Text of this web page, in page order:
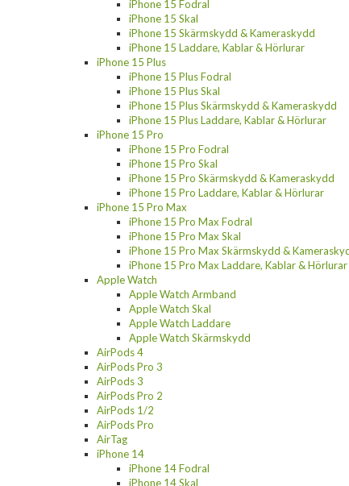
iPhone 15 Fodral
iPhone 15 Skal
iPhone 15 Skärmskydd & Kameraskydd
iPhone 15 Laddare, Kablar & Hörlurar
iPhone 15 Plus
iPhone 15 Plus Fodral
iPhone 15 Plus Skal
iPhone 15 Plus Skärmskydd & Kameraskydd
iPhone 15 Plus Laddare, Kablar & Hörlurar
iPhone 15 Pro
iPhone 15 Pro Fodral
iPhone 15 Pro Skal
iPhone 15 Pro Skärmskydd & Kameraskydd
iPhone 15 Pro Laddare, Kablar & Hörlurar
iPhone 15 Pro Max
iPhone 15 Pro Max Fodral
iPhone 15 Pro Max Skal
iPhone 15 Pro Max Skärmskydd &
iPhone 15 Pro Max Laddare, Kablar & Hörlurar
Apple Watch
Apple Watch Armband
Apple Watch Skal
Apple Watch Laddare
Apple Watch Skärmskydd
AirPods 4
AirPods Pro 3
AirPods 3
AirPods Pro 2
AirPods 1/2
AirPods Pro
AirTag
iPhone 14
iPhone 14 Fodral
iPhone 14 Skal